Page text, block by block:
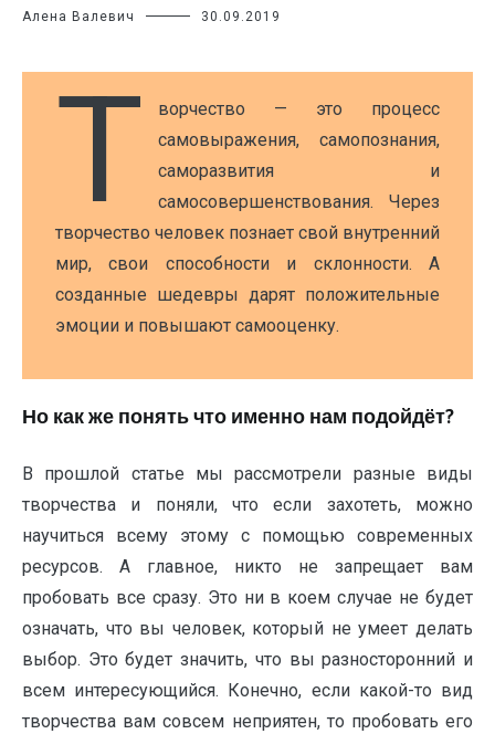
Алена Валевич 30.09.2019
Т
ворчество — это процесс
самовыражения, самопознания,
саморазвития и
самосовершенствования. Через
творчество человек познает свой внутренний
мир, свои способности и склонности. А
созданные шедевры дарят положительные
эмоции и повышают самооценку.
Но как же понять что именно нам подойдёт?
В прошлой статье мы рассмотрели разные виды
творчества и поняли, что если захотеть, можно
научиться всему этому с помощью современных
ресурсов. А главное, никто не запрещает вам
пробовать все сразу. Это ни в коем случае не будет
означать, что вы человек, который не умеет делать
выбор. Это будет значить, что вы разносторонний и
всем интересующийся. Конечно, если какой-то вид
творчества вам совсем неприятен, то пробовать его